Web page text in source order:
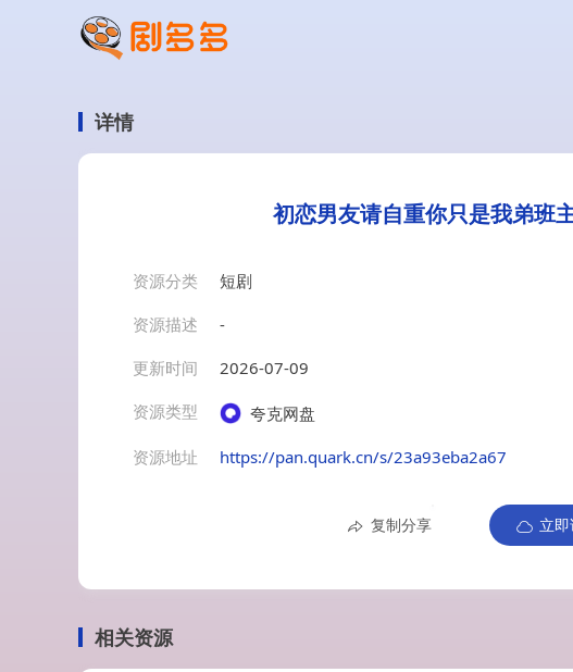
详情
初恋男友请自重你只是我弟班
资源分类
短剧
资源描述
-
更新时间
2026-07-09
资源类型
夸克网盘
资源地址
https://pan.quark.cn/s/23a93eba2a67
复制分享 立
相关资源